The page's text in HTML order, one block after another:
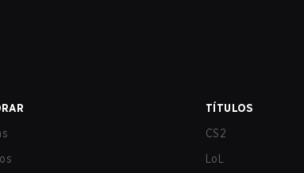
TÍTULOS
CS2
LoL